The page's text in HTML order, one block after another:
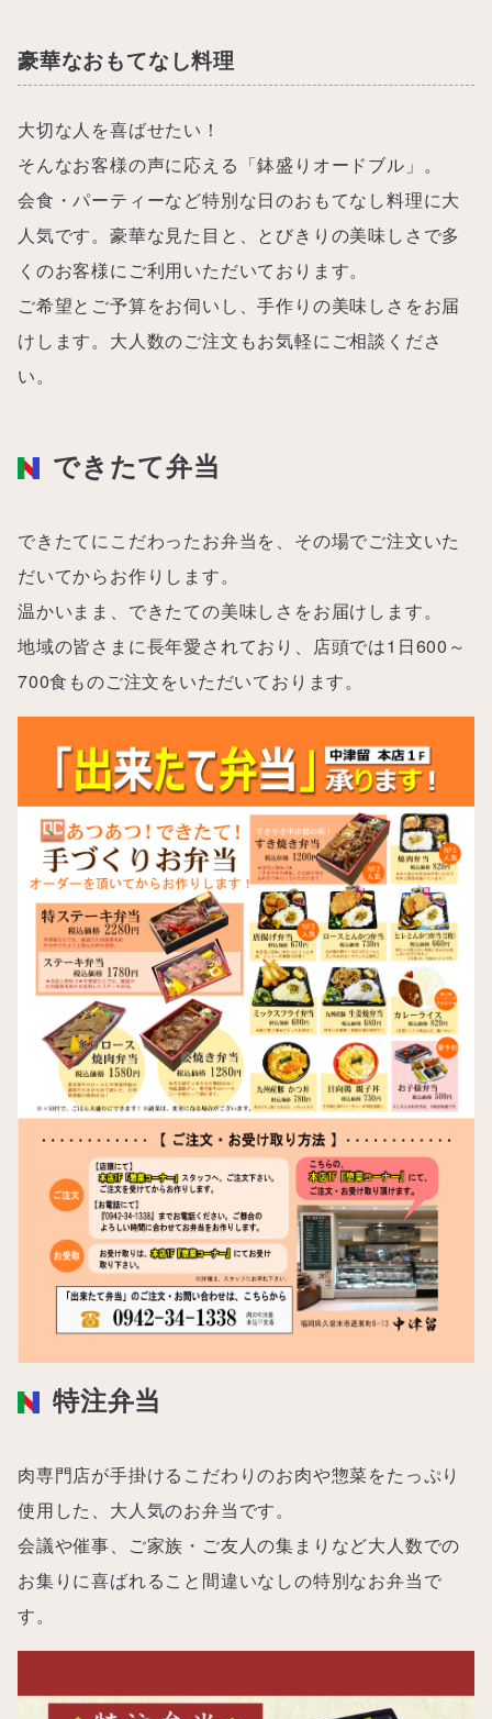
豪華なおもてなし料理
大切な人を喜ばせたい！
そんなお客様の声に応える「鉢盛りオードブル」。
会食・パーティーなど特別な日のおもてなし料理に大
人気です。豪華な見た目と、とびきりの美味しさで多
くのお客様にご利用いただいております。
ご希望とご予算をお伺いし、手作りの美味しさをお届
けします。大人数のご注文もお気軽にご相談くださ
い。
できたて弁当
できたてにこだわったお弁当を、その場でご注文いた
だいてからお作りします。
温かいまま、できたての美味しさをお届けします。
地域の皆さまに長年愛されており、店頭では1日600～
700食ものご注文をいただいております。
特注弁当
肉専門店が手掛けるこだわりのお肉や惣菜をたっぷり
使用した、大人気のお弁当です。
会議や催事、ご家族・ご友人の集まりなど大人数での
お集りに喜ばれること間違いなしの特別なお弁当で
す。